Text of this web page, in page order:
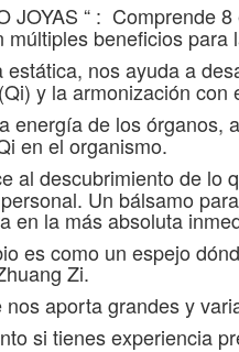
JOYAS “ : Comprende
beneficios para
estática, nos ayuda a
y la armonización con
energía de los órganos,
en el organismo.
al descubrimiento de lo
Un bálsamo
en la más absoluta
es como un espejo
Zi.
aporta grandes y
si tienes experiencia